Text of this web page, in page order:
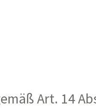
Art. 14